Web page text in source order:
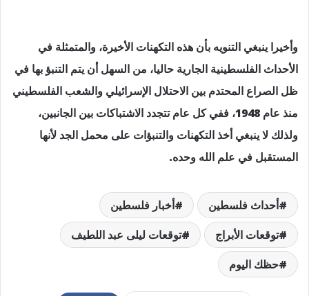
وأخيرا ينبغي التنويه بأن هذه التكهنات الأخيرة، والمتمثلة في
الأحداث الفلسطينية الجارية حاليا، من السهل أن يتم التنبؤ بها في
ظل الصراع المحتدم بين الاحتلال الإسرائيلي والشعب الفلسطيني
منذ عام 1948، ففي كل عام تتجدد الاشتباكات بين الجانبين،
ولذلك لا ينبغي أخذ التكهنات والتنبؤات على محمل الجد لأنها
المستقبل في علم الله وحده.
أحداث فلسطين
أخبار فلسطين
توقعات الأبراج
توقعات ليلى عبد اللطيف
حظك اليوم